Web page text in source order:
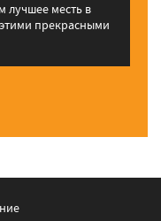
лучшее месть в
прекрасными